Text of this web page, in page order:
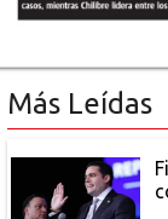
Más Leídas